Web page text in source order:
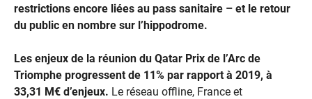
restrictions encore liées au pass sanitaire – et le retour
du public en nombre sur l’hippodrome.
Les enjeux de la réunion du Qatar Prix de l’Arc de
Triomphe progressent de 11% par rapport à 2019, à
33,31 M€ d’enjeux. Le réseau offline, France et